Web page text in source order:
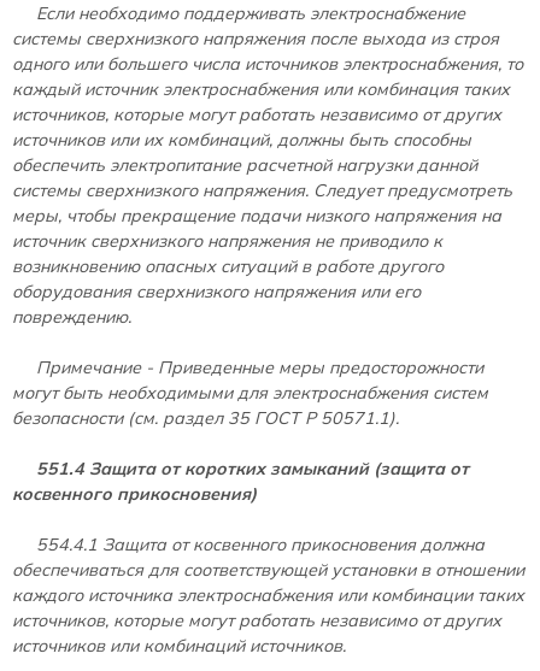
Если необходимо поддерживать электроснабжение
системы сверхнизкого напряжения после выхода из строя
одного или большего числа источников электроснабжения, то
каждый источник электроснабжения или комбинация таких
источников, которые могут работать независимо от других
источников или их комбинаций, должны быть способны
обеспечить электропитание расчетной нагрузки данной
системы сверхнизкого напряжения. Следует предусмотреть
меры, чтобы прекращение подачи низкого напряжения на
источник сверхнизкого напряжения не приводило к
возникновению опасных ситуаций в работе другого
оборудования сверхнизкого напряжения или его
повреждению.
Примечание - Приведенные меры предосторожности
могут быть необходимыми для электроснабжения систем
безопасности (см. раздел 35 ГОСТ Р 50571.1).
551.4 Защита от коротких замыканий (защита от
косвенного прикосновения)
554.4.1 Защита от косвенного прикосновения должна
обеспечиваться для соответствующей установки в отношении
каждого источника электроснабжения или комбинации таких
источников, которые могут работать независимо от других
источников или комбинаций источников.